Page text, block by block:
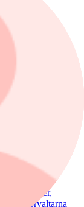
I Troax ser
”Goda
orderböcker,
förvaltarna